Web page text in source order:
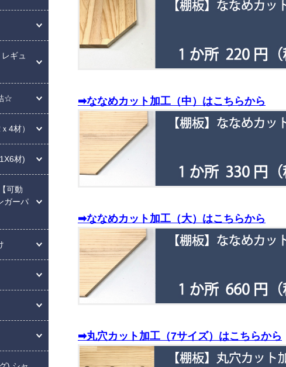
➡ななめカット加工（中）はこちらから
➡ななめカット加工（大）はこちらから
➡丸穴カット加工（7サイズ）はこちらから
ギュ
☆
4材）
材)
可動
ガーパ